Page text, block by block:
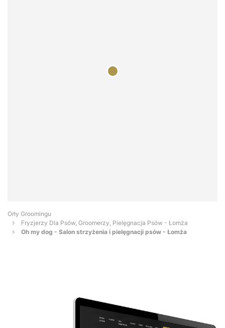
Orły Groomingu
Fryzjerzy Dla Psów, Groomerzy, Pielęgnacja Psów - Łomża
Oh my dog - Salon strzyżenia i pielęgnacji psów - Łomża